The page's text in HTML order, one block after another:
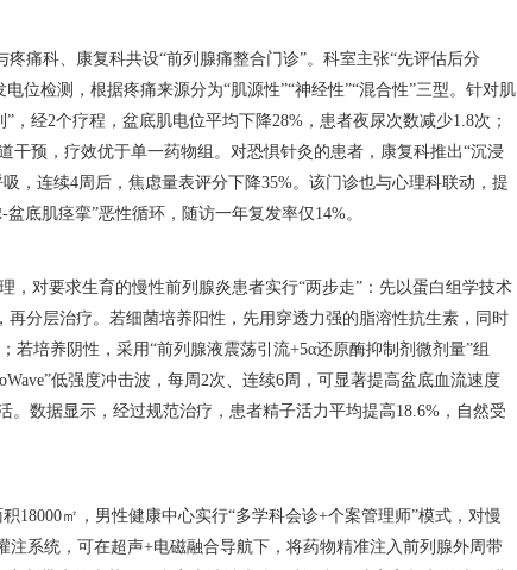
痛科、康复科共设“前列腺痛整合门诊”。科室主张“先评估后分
位检测，根据疼痛来源分为“肌源性”“神经性”“混合性”三型。针对肌
经2个疗程，盆底肌电位平均下降28%，患者夜尿次数减少1.8次；
干预，疗效优于单一药物组。对恐惧针灸的患者，康复科推出“沉浸
，连续4周后，焦虑量表评分下降35%。该门诊也与心理科联动，提
底肌痉挛”恶性循环，随访一年复发率仅14%。
，对要求生育的慢性前列腺炎患者实行“两步走”：先以蛋白组学技术
分层治疗。若细菌培养阳性，先用穿透力强的脂溶性抗生素，同时
若培养阴性，采用“前列腺液震荡引流+5α还原酶抑制剂微剂量”组
低强度冲击波，每周2次、连续6周，可显著提高盆底血流速度
。数据显示，经过规范治疗，患者精子活力平均提高18.6%，自然受
18000㎡，男性健康中心实行“多学科会诊+个案管理师”模式，对慢
系统，可在超声+电磁融合导航下，将药物精准注入前列腺外周带